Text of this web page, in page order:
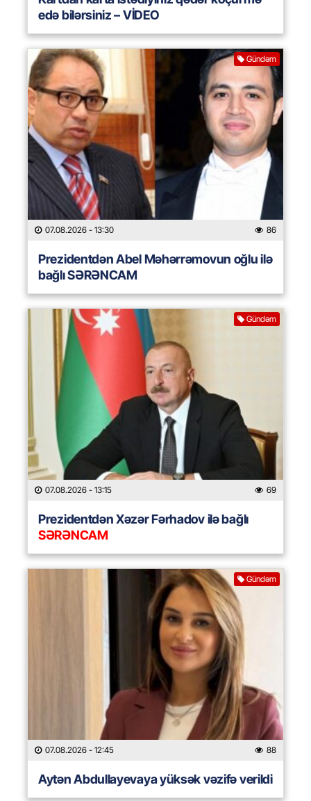
edə bilərsiniz – VİDEO
Gündəm
07.08.2026 - 13:30 86
Prezidentdən Abel Məhərrəmovun oğlu ilə
bağlı SƏRƏNCAM
Gündəm
07.08.2026 - 13:15 69
Prezidentdən Xəzər Fərhadov ilə bağlı
SƏRƏNCAM
Gündəm
07.08.2026 - 12:45 88
Aytən Abdullayevaya yüksək vəzifə verildi